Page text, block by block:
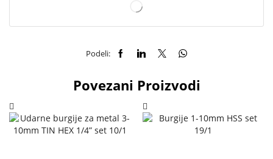
Podeli:
Povezani Proizvodi